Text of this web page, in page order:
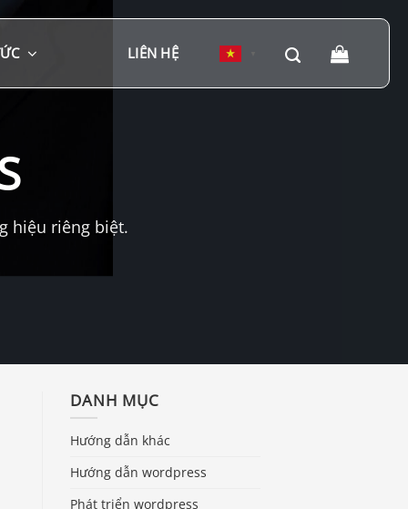
LIÊN HỆ
hiệu riêng biệt.
DANH MỤC
Hướng dẫn khác
Hướng dẫn wordpress
Phát triển wordpress